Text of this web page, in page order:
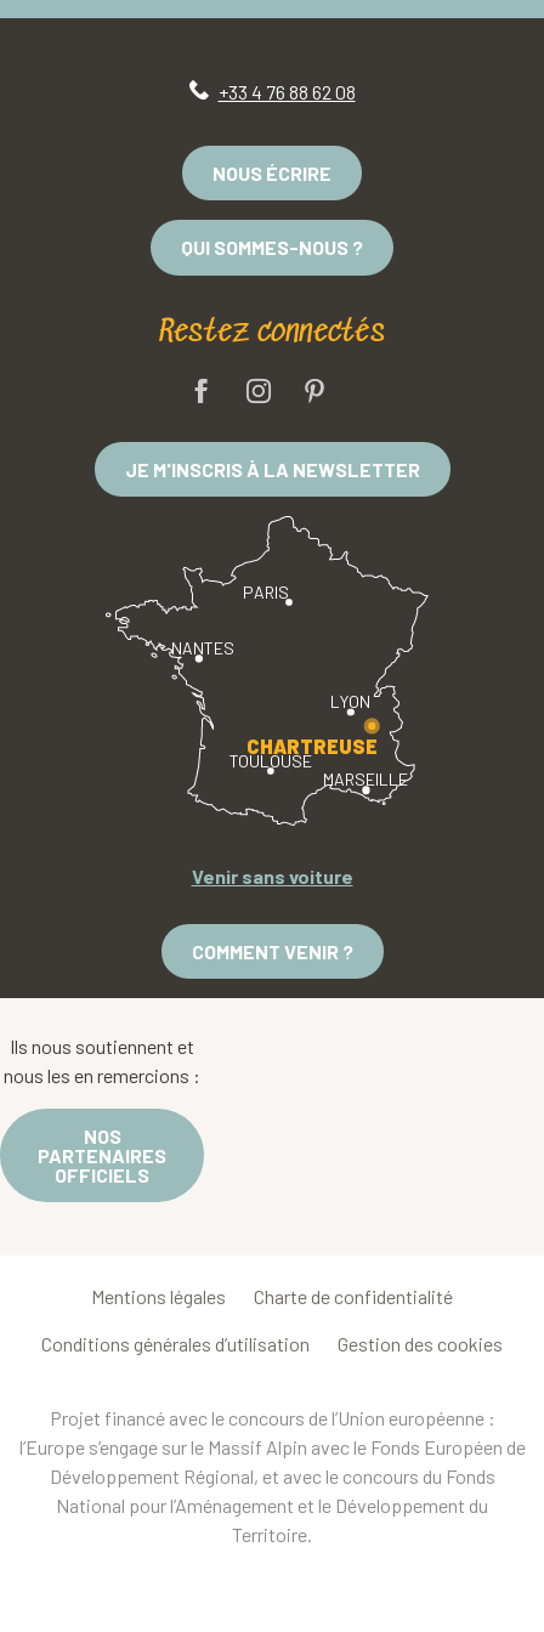
+33 4 76 88 62 08
NOUS ÉCRIRE
QUI SOMMES-NOUS ?
Restez connectés
JE M'INSCRIS À LA NEWSLETTER
PARIS
LYON
TOULOUSE
MARSEILLE
NANTES
CHARTREUSE
Venir sans voiture
COMMENT VENIR ?
Ils nous soutiennent et
nous les en remercions :
NOS
PARTENAIRES
OFFICIELS
Mentions légales Charte de confidentialité
Conditions générales d’utilisation Gestion des cookies
Projet financé avec le concours de l’Union européenne :
l’Europe s’engage sur le Massif Alpin avec le Fonds Européen de
Développement Régional, et avec le concours du Fonds
National pour l’Aménagement et le Développement du
Territoire.